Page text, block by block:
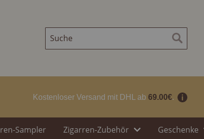
Suche
Kostenloser Versand mit DHL ab 69.00€.
Sampler Zigarren-Zubehör Geschenke